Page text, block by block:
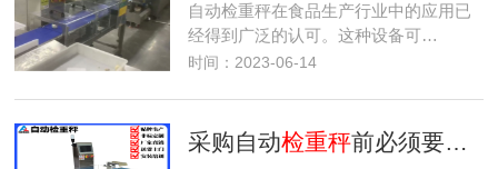
自动检重秤在食品生产行业中的应用已
经得到广泛的认可。这种设备可…
时间：2023-06-14
采购自动检重秤前必须要了解的14个问题